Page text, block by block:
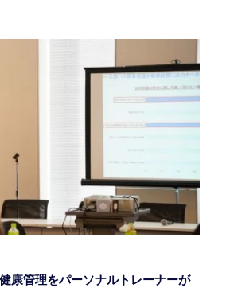
康管理をパーソナルトレーナーが